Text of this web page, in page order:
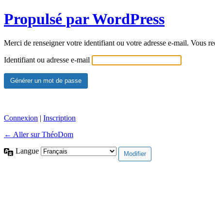
Propulsé par WordPress
Merci de renseigner votre identifiant ou votre adresse e-mail. Vous
Identifiant ou adresse e-mail
Connexion | Inscription
← Aller sur ThéoDom
Langue